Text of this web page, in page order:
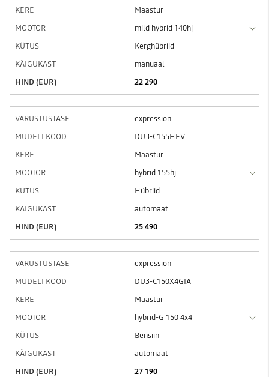
Maastur
mild hybrid 140hj
Kerghübriid
manuaal
22 290
expression
DU3-C155HEV
Maastur
hybrid 155hj
Hübriid
automaat
25 490
expression
DU3-C150X4GIA
Maastur
hybrid-G 150 4x4
Bensiin
automaat
27 190